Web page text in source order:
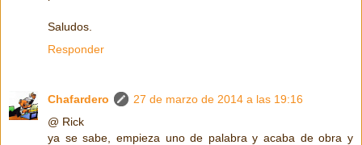
Saludos.
Responder
Chafardero
27 de marzo de 2014 a las 19:16
@ Rick
ya se sabe, empieza uno de palabra y acaba de obra y